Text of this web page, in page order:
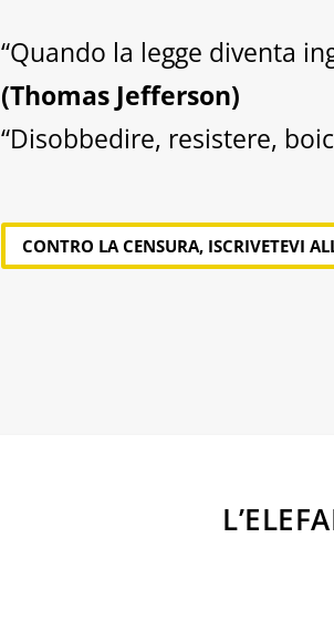
“Quando la legge diventa
(Thomas Jefferson)
“Disobbedire, resistere,
CONTRO LA CENSURA, ISCRIVETEVI